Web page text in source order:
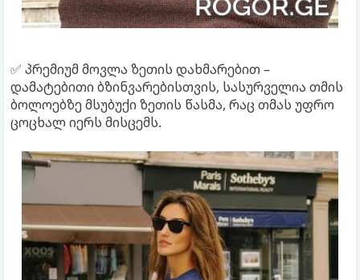
✅ პრემიუმ მოვლა ზეთის დახმარებით –
დამატებითი ბზინვარებისთვის, სასურველია თმის
ბოლოებზე მსუბუქი ზეთის წასმა, რაც თმას უფრო
ცოცხალ იერს მისცემს.